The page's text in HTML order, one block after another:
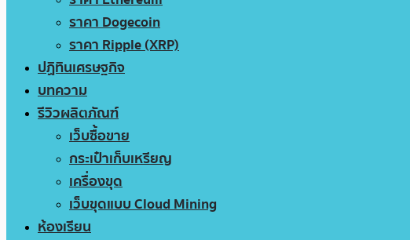
ราคา Dogecoin
ราคา Ripple (XRP)
ปฏิทินเศรษฐกิจ
บทความ
รีวิวผลิตภัณฑ์
เว็บซื้อขาย
กระเป๋าเก็บเหรียญ
เครื่องขุด
เว็บขุดแบบ Cloud Mining
ห้องเรียน